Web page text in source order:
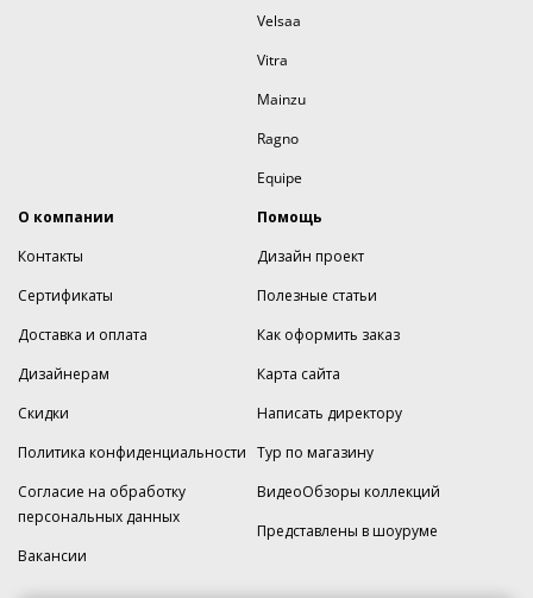
Velsaa
Vitra
Mainzu
Ragno
Equipe
О компании
Контакты
Сертификаты
Доставка и оплата
Дизайнерам
Скидки
Политика конфиденциальности
Согласие на обработку
персональных данных
Вакансии
Помощь
Дизайн проект
Полезные статьи
Как оформить заказ
Карта сайта
Написать директору
Тур по магазину
ВидеоОбзоры коллекций
Представлены в шоуруме